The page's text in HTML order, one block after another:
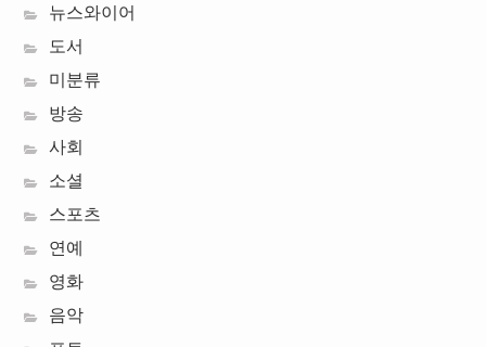
뉴스와이어
도서
미분류
방송
사회
소셜
스포츠
연예
영화
음악